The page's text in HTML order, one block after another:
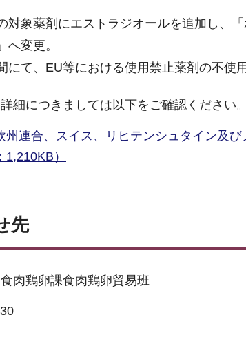
対象薬剤にエストラジオールを追加し、
へ変更。
にて、EU等における使用禁止薬剤の不使
細につきましては以下をご確認ください。
州連合、スイス、リヒテンシュタイン及
）
先
肉鶏卵課食肉鶏卵貿易班